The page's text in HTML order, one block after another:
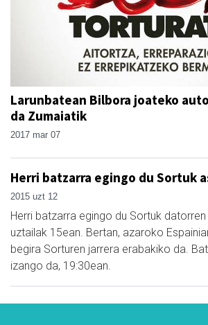
Larunbatean Bilbora joateko
da Zumaiatik
2017 mar 07
Herri batzarra egingo du Sortuk
2015 uzt 12
Herri batzarra egingo du Sortuk
uztailak 15ean. Bertan, azaroko
begira Sorturen jarrera erabakiko da.
izango da, 19:30ean.